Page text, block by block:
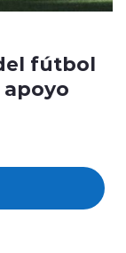
fútbol